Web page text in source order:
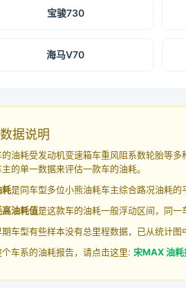
宝骏730
海马V70
据说明
油耗受发动机变速箱车重风阻系数轮胎等
的单一数据来评估一款车的油耗。
耗是同车型多位小熊油耗车主综合路况油耗
油耗值是这款车的油耗一般浮动区间，同一
车型有些样本没有总里程数据，已从统计图
车系的油耗报告，请点击这里: 宋MAX 油耗